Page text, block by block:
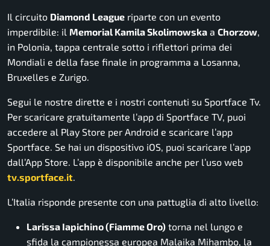
Il circuito Diamond League riparte con un evento
imperdibile: il Memorial Kamila Skolimowska a Chorzow,
in Polonia, tappa centrale sotto i riflettori prima dei
Mondiali e della fase finale in programma a Losanna,
Bruxelles e Zurigo.
Segui le nostre dirette e i nostri contenuti su Sportface Tv.
Per scaricare gratuitamente l’app di Sportface TV, puoi
accedere al Play Store per Android e scaricare l’app
Sportface. Se hai un dispositivo iOS, puoi scaricare l’app
dall’App Store. L’app è disponibile anche per l’uso web
tv.sportface.it.
L’Italia risponde presente con una pattuglia di alto livello:
Larissa Iapichino (Fiamme Oro) torna nel lungo e
sfida la campionessa europea Malaika Mihambo, la